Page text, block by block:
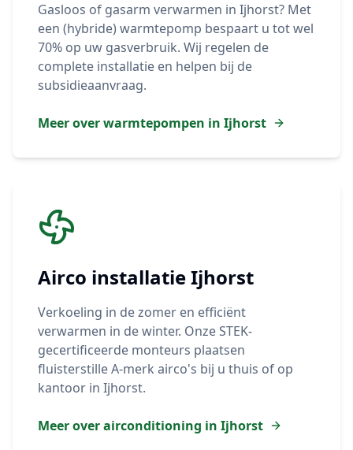
Gasloos of gasarm verwarmen in Ijhorst? Met
een (hybride) warmtepomp bespaart u tot wel
70% op uw gasverbruik. Wij regelen de
complete installatie en helpen bij de
subsidieaanvraag.
Meer over warmtepompen in Ijhorst
Airco installatieIjhorst
Verkoeling in de zomer en efficiënt
verwarmen in de winter. Onze STEK-
gecertificeerde monteurs plaatsen
fluisterstille A-merk airco's bij u thuis of op
kantoor in Ijhorst.
Meer over airconditioning in Ijhorst